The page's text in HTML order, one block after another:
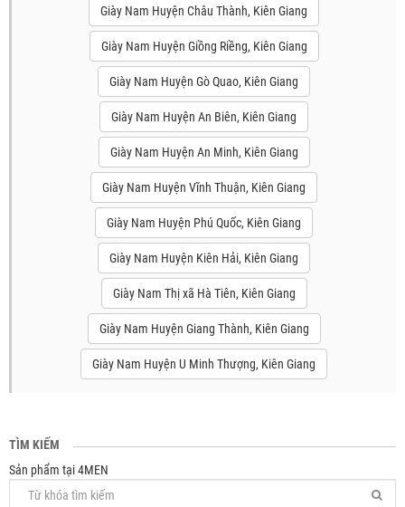
Giày Nam Huyện Châu Thành, Kiên Giang
Giày Nam Huyện Giồng Riềng, Kiên Giang
Giày Nam Huyện Gò Quao, Kiên Giang
Giày Nam Huyện An Biên, Kiên Giang
Giày Nam Huyện An Minh, Kiên Giang
Giày Nam Huyện Vĩnh Thuận, Kiên Giang
Giày Nam Huyện Phú Quốc, Kiên Giang
Giày Nam Huyện Kiên Hải, Kiên Giang
Giày Nam Thị xã Hà Tiên, Kiên Giang
Giày Nam Huyện Giang Thành, Kiên Giang
Giày Nam Huyện U Minh Thượng, Kiên Giang
TÌM KIẾM
Sản phẩm tại 4MEN